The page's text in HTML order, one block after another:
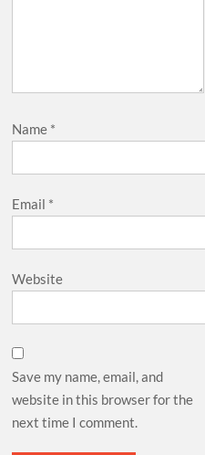
Name *
Email *
Website
Save my name, email, and
website in this browser for the
next time I comment.